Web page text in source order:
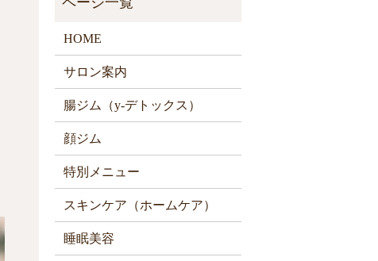
HOME
サロン案内
腸ジム（y-デトックス）
顔ジム
特別メニュー
スキンケア（ホームケア）
睡眠美容